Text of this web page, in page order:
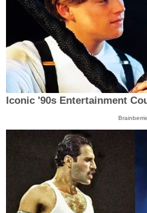
Iconic '90s Entertainment